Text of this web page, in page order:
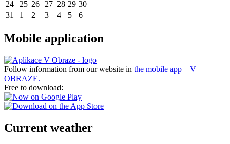
24
25 26 27 28 29 30
31
1 2 3 4 5 6
Mobile application
Follow information from our website in the mobile app – V
OBRAZE.
Free to download:
Current weather